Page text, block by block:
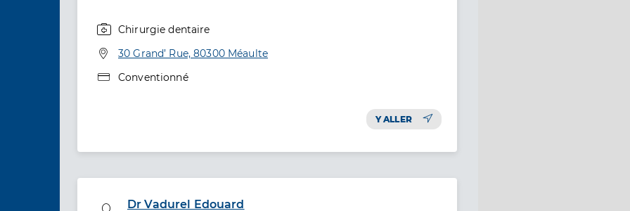
Chirurgie dentaire
Adresse
30 Grand’ Rue, 80300 Méaulte
Type de convention
Conventionné
Y ALLER
Dr Vadurel Edouard